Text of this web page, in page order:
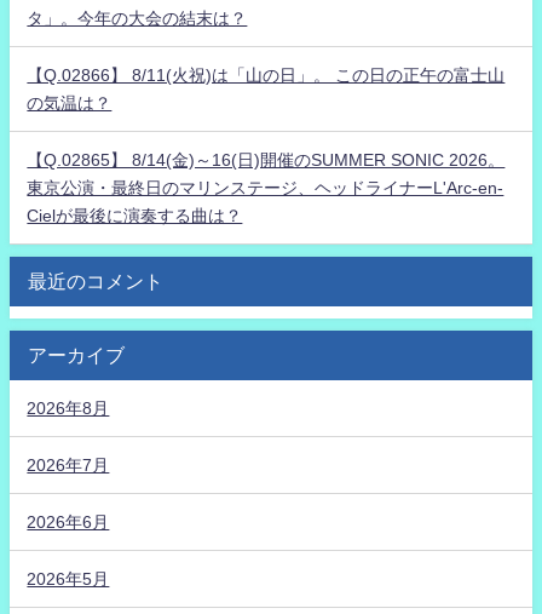
タ」。今年の大会の結末は？
【Q.02866】 8/11(火祝)は「山の日」。 この日の正午の富士山
の気温は？
【Q.02865】 8/14(金)～16(日)開催のSUMMER SONIC 2026。
東京公演・最終日のマリンステージ、ヘッドライナーL'Arc-en-
Cielが最後に演奏する曲は？
最近のコメント
アーカイブ
2026年8月
2026年7月
2026年6月
2026年5月